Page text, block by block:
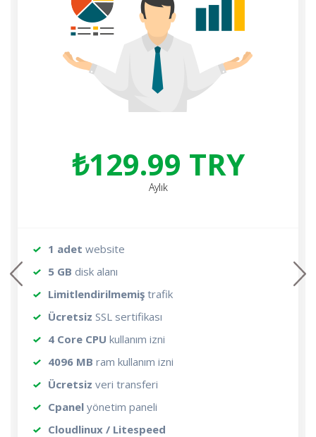
₺129.99 TRY
Aylık
1 adet website
5 GB disk alanı
Limitlendirilmemiş trafik
Ücretsiz SSL sertifikası
4 Core CPU kullanım izni
4096 MB ram kullanım izni
Ücretsiz veri transferi
Cpanel yönetim paneli
Cloudlinux / Litespeed
prev next